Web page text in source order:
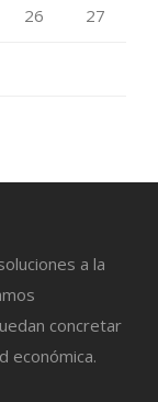
26 27
a la
concretar
económica.